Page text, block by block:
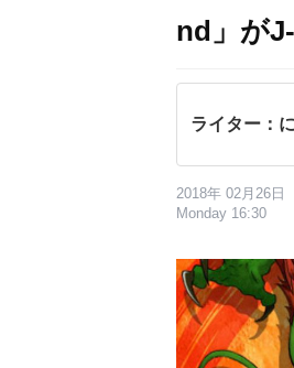
nd」が
ライター：
2018年 02月26日
Monday 16:30